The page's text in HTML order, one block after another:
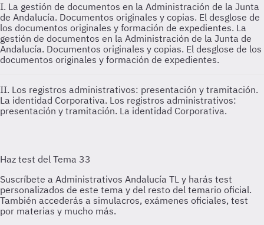
I. La gestión de documentos en la Administración de la Junta
de Andalucía. Documentos originales y copias. El desglose de
los documentos originales y formación de expedientes. La
gestión de documentos en la Administración de la Junta de
Andalucía. Documentos originales y copias. El desglose de los
documentos originales y formación de expedientes.
II. Los registros administrativos: presentación y tramitación.
La identidad Corporativa. Los registros administrativos:
presentación y tramitación. La identidad Corporativa.